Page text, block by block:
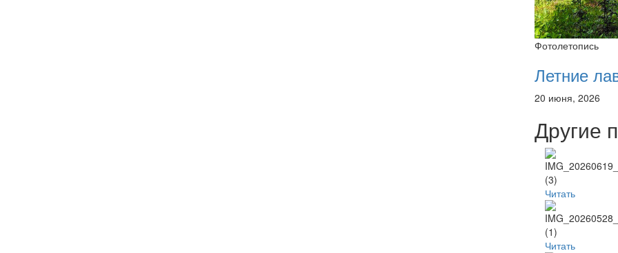
Фотолетопись
Летние
20 июня, 2026
Другие
Читать
Читать